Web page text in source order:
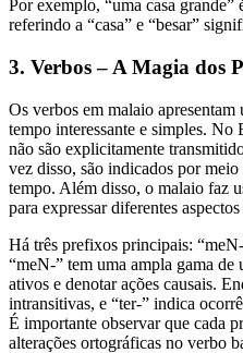
Por exemplo, “uma casa grande”
referindo a “casa” e “besar”
3. Verbos – A Magia dos
Os verbos em malaio
tempo interessante e simples. No
não são explicitamente
vez disso, são indicados por
tempo. Além disso, o malaio faz
para expressar diferentes
Há três prefixos principais:
“meN-” tem uma ampla gama
ativos e denotar ações causais.
intransitivas, e “ter-” indica
É importante observar que cada
alterações ortográficas no verbo